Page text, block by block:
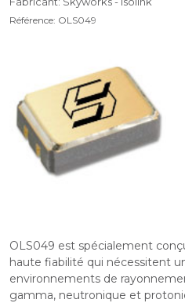
Référence: OLS049
OLS049 est spécialement
haute fiabilité qui nécessitent
environnements de
gamma, neutronique et